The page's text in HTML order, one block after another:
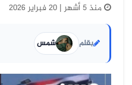
منذ 5 أشهر | 20 فبراير 2026
بقلم شمس